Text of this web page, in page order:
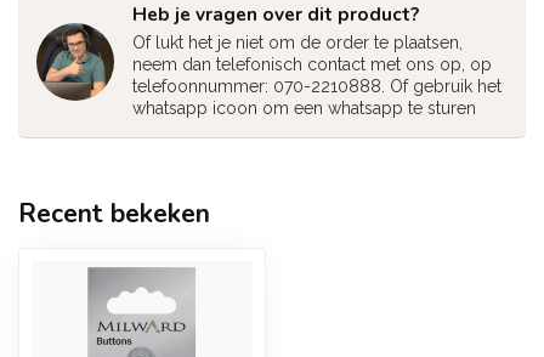
Heb je vragen over dit product?
Of lukt het je niet om de order te plaatsen,
neem dan telefonisch contact met ons op, op
telefoonnummer: 070-2210888. Of gebruik het
whatsapp icoon om een whatsapp te sturen
Recent bekeken